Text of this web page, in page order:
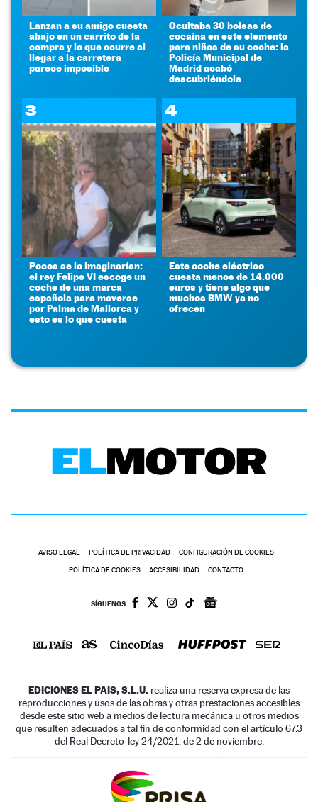
Lanzan a su amigo cuesta
abajo en un carrito de la
compra y lo que ocurre al
llegar a la carretera
parece imposible
Ocultaba 30 bolsas de
cocaína en este elemento
para niños de su coche: la
Policía Municipal de
Madrid acabó
descubriéndola
3
Pocos se lo imaginarían:
el rey Felipe VI escoge un
coche de una marca
española para moverse
por Palma de Mallorca y
esto es lo que cuesta
4
Este coche eléctrico
cuesta menos de 14.000
euros y tiene algo que
muchos BMW ya no
ofrecen
AVISO LEGAL POLÍTICA DE PRIVACIDAD CONFIGURACIÓN DE COOKIES
POLÍTICA DE COOKIES ACCESIBILIDAD CONTACTO
SÍGUENOS:
EDICIONES EL PAIS, S.L.U. realiza una reserva expresa de las
reproducciones y usos de las obras y otras prestaciones accesibles
desde este sitio web a medios de lectura mecánica u otros medios
que resulten adecuados a tal fin de conformidad con el artículo 67.3
del Real Decreto-ley 24/2021, de 2 de noviembre.